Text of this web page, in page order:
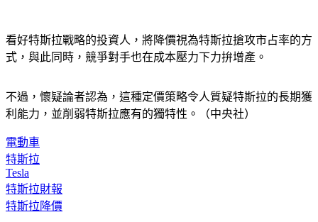
看好特斯拉戰略的投資人，將降價視為特斯拉搶攻市占率的方
式，與此同時，競爭對手也在成本壓力下力拚增產。
不過，懷疑論者認為，這種定價策略令人質疑特斯拉的長期獲
利能力，並削弱特斯拉應有的獨特性。（中央社）
電動車
特斯拉
Tesla
特斯拉財報
特斯拉降價